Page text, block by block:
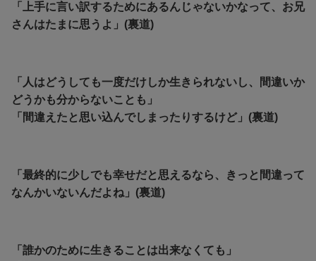
「上手に言い訳するためにあるんじゃないかなって、お兄
さんはたまに思うよ」(裏道)
「人はどうしても一度だけしか生きられないし、間違いか
どうかも分からないことも」
「間違えたと思い込んでしまったりするけど」(裏道)
「最終的に少しでも幸せだと思えるなら、きっと間違って
なんかいないんだよね」(裏道)
「誰かのために生きることは出来なくても」